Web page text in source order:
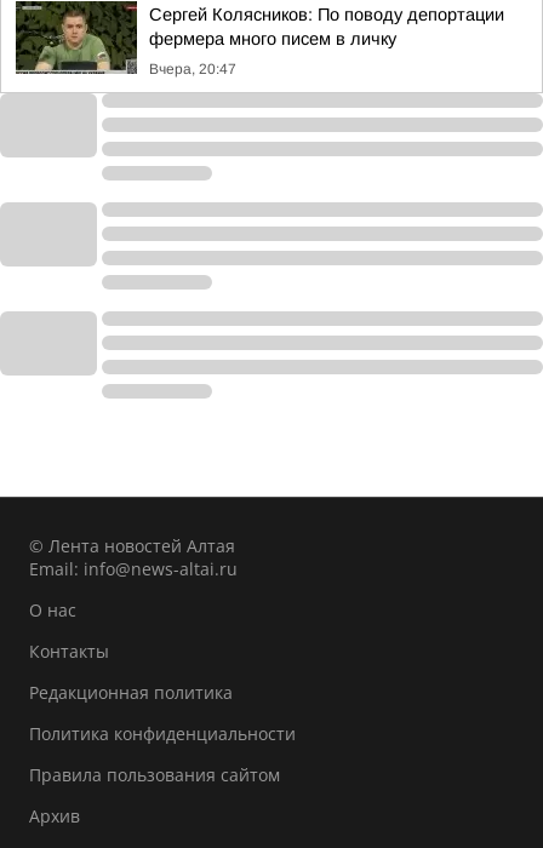
Сергей Колясников: По поводу депортации
фермера много писем в личку
Вчера, 20:47
© Лента новостей Алтая
Email: info@news-altai.ru
О нас
Контакты
Редакционная политика
Политика конфиденциальности
Правила пользования сайтом
Архив